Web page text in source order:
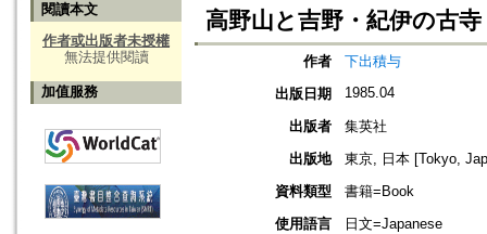
閱讀本文
作者或出版者未授權
無法提供閱讀
加值服務
高野山と吉野・紀伊の古寺
作者
下出積与
出版日期
1985.04
出版者
集英社
出版地
東京, 日本 [Tokyo,
資料類型
書籍=Book
使用語言
日文=Japanese